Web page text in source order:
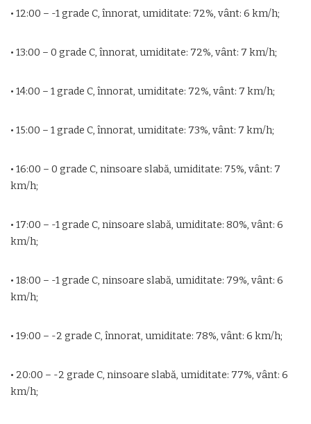
• 12:00 – -1 grade C, înnorat, umiditate: 72%, vânt: 6 km/h;
• 13:00 – 0 grade C, înnorat, umiditate: 72%, vânt: 7 km/h;
• 14:00 – 1 grade C, înnorat, umiditate: 72%, vânt: 7 km/h;
• 15:00 – 1 grade C, înnorat, umiditate: 73%, vânt: 7 km/h;
• 16:00 – 0 grade C, ninsoare slabă, umiditate: 75%, vânt: 7
km/h;
• 17:00 – -1 grade C, ninsoare slabă, umiditate: 80%, vânt: 6
km/h;
• 18:00 – -1 grade C, ninsoare slabă, umiditate: 79%, vânt: 6
km/h;
• 19:00 – -2 grade C, înnorat, umiditate: 78%, vânt: 6 km/h;
• 20:00 – -2 grade C, ninsoare slabă, umiditate: 77%, vânt: 6
km/h;